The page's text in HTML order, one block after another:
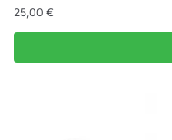
25,00 €